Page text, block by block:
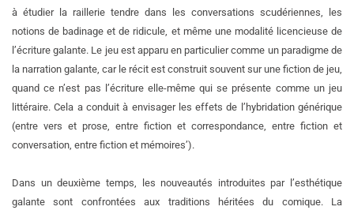
à étudier la raillerie tendre dans les conversations scudériennes, les
notions de badinage et de ridicule, et même une modalité licencieuse de
l’écriture galante. Le jeu est apparu en particulier comme un paradigme de
la narration galante, car le récit est construit souvent sur une fiction de jeu,
quand ce n’est pas l’écriture elle-même qui se présente comme un jeu
littéraire. Cela a conduit à envisager les effets de l’hybridation générique
(entre vers et prose, entre fiction et correspondance, entre fiction et
conversation, entre fiction et mémoires’).
Dans un deuxième temps, les nouveautés introduites par l’esthétique
galante sont confrontées aux traditions héritées du comique. La